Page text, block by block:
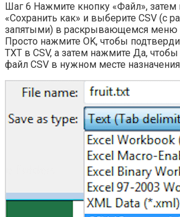
Шаг 6 Нажмите кнопку «Файл», затем
«Сохранить как» и выберите CSV (с
запятыми) в раскрывающемся меню
Просто нажмите OK, чтобы
TXT в CSV, а затем нажмите Да,
файл CSV в нужном месте